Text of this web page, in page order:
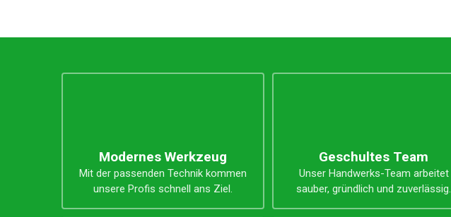
Unsere Vorteile
Modernes Werkzeug
Mit der passenden Technik kommen
unsere Profis schnell ans Ziel.
Geschultes Team
Unser Handwerks-Team arbeitet
sauber, gründlich und zuverlässig.